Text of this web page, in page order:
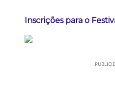
Inscrições para o